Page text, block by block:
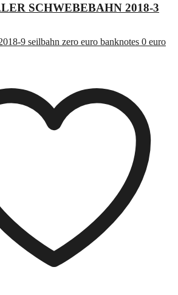
SCHWEBEBAHN 2018-3